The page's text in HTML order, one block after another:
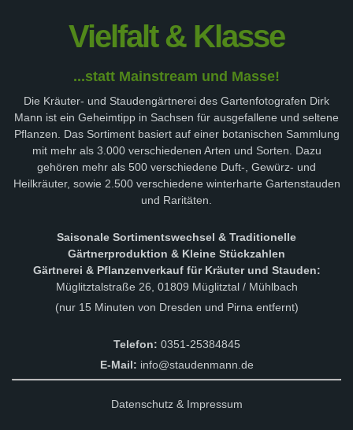
Vielfalt & Klasse
...statt Mainstream und Masse!
Die Kräuter- und Staudengärtnerei des Gartenfotografen Dirk
Mann ist ein Geheimtipp in Sachsen für ausgefallene und seltene
Pflanzen. Das Sortiment basiert auf einer botanischen Sammlung
mit mehr als 3.000 verschiedenen Arten und Sorten. Dazu
gehören mehr als 500 verschiedene Duft-, Gewürz- und
Heilkräuter, sowie 2.500 verschiedene winterharte Gartenstauden
und Raritäten.
Saisonale Sortimentswechsel & Traditionelle
Gärtnerproduktion & Kleine Stückzahlen
Gärtnerei & Pflanzenverkauf für Kräuter und Stauden:
Müglitztalstraße 26, 01809 Müglitztal / Mühlbach
(nur 15 Minuten von Dresden und Pirna entfernt)
Telefon: 0351-25384845
E-Mail: info@staudenmann.de
Datenschutz & Impressum